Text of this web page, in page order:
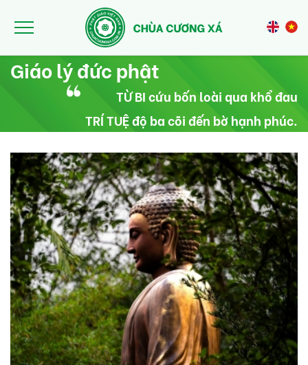
Giáo lý đức phật
TỪ BI cứu bốn loài qua khổ đau
TRÍ TUỆ độ ba cõi đến bờ hạnh phúc.